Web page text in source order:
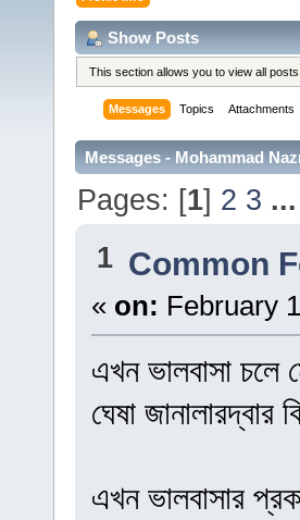
Show Posts
This section allows you to view all
Messages Topics Attachments
Messages - Mohammad
Pages: [1] 2 3 ...
1 Common
« on: February
এখন ভালবাসা চলে
ঘেষা
এখন ভালবাসার